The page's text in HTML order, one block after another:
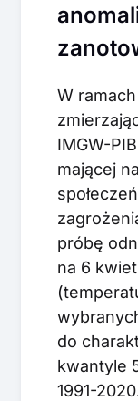
W
IMGW-
mającej
próbę
na 6
do
kwantyle
1991-